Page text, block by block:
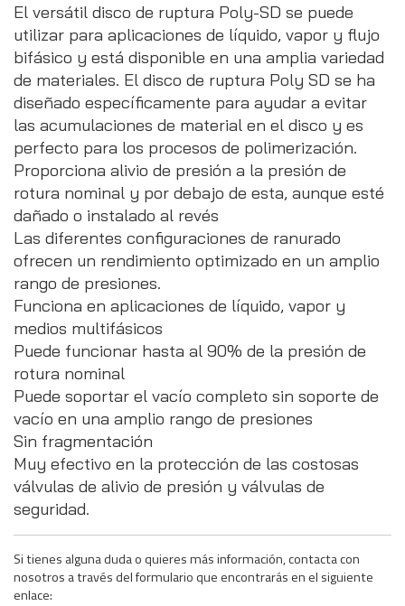
El versátil disco de ruptura Poly-SD se puede
utilizar para aplicaciones de líquido, vapor y flujo
bifásico y está disponible en una amplia variedad
de materiales. El disco de ruptura Poly SD se ha
diseñado específicamente para ayudar a evitar
las acumulaciones de material en el disco y es
perfecto para los procesos de polimerización.
Proporciona alivio de presión a la presión de
rotura nominal y por debajo de esta, aunque esté
dañado o instalado al revés
Las diferentes configuraciones de ranurado
ofrecen un rendimiento optimizado en un amplio
rango de presiones.
Funciona en aplicaciones de líquido, vapor y
medios multifásicos
Puede funcionar hasta al 90% de la presión de
rotura nominal
Puede soportar el vacío completo sin soporte de
vacío en una amplio rango de presiones
Sin fragmentación
Muy efectivo en la protección de las costosas
válvulas de alivio de presión y válvulas de
seguridad.
Si tienes alguna duda o quieres más información, contacta con
nosotros a través del formulario que encontrarás en el siguiente
enlace: